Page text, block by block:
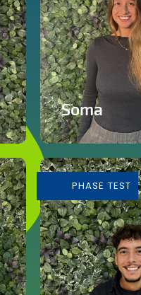
Soma
expérience
En savoir plus
PHASE TEST